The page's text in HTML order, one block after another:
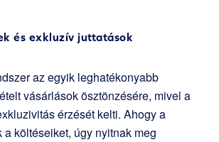
és exkluzív juttatások
az egyik leghatékonyabb
vásárlások ösztönzésére, mivel a
érzését kelti. Ahogy a
költéseiket, úgy nyitnak meg